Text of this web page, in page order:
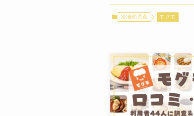
冷凍幼児食 モグモ